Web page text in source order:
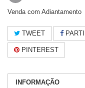
Venda com Adiantamento
TWEET
PINTEREST
INFORMAÇÃO